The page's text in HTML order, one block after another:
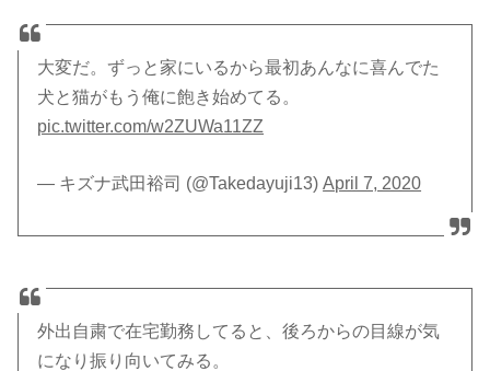
大変だ。ずっと家にいるから最初あんなに喜んでた
犬と猫がもう俺に飽き始めてる。
pic.twitter.com/w2ZUWa11ZZ
— キズナ武田裕司 (@Takedayuji13)April 7, 2020
外出自粛で在宅勤務してると、後ろからの目線が気
になり振り向いてみる。